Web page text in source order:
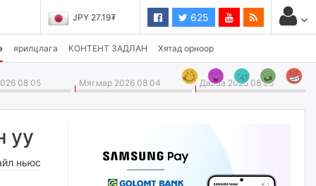
JPY 27.19₮ 625
ярилцлага КОНТЕНТ ЗАДЛАН Хятад орноор
08 05 Мягмар 2026 08 04 Даваа 2026 08 03
уу
ньюс